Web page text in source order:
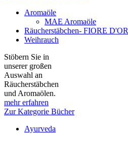
Aromaöle
MAE Aromaöle
Räucherstäbchen- FIORE
Weihrauch
Stöbern Sie in
unserer großen
Auswahl an
Räucherstäbchen
und Aromaölen.
mehr erfahren
Zur Kategorie Bücher
Ayurveda